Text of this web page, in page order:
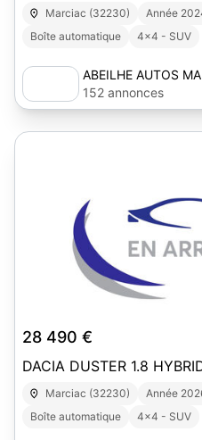
Marciac (32230) Année
Boîte automatique
4x4 - SUV
ABEILHE AUTOS
152 annonces
28 490 €
DACIA DUSTER 1.8
Marciac (32230) Année
Boîte automatique
4x4 - SUV